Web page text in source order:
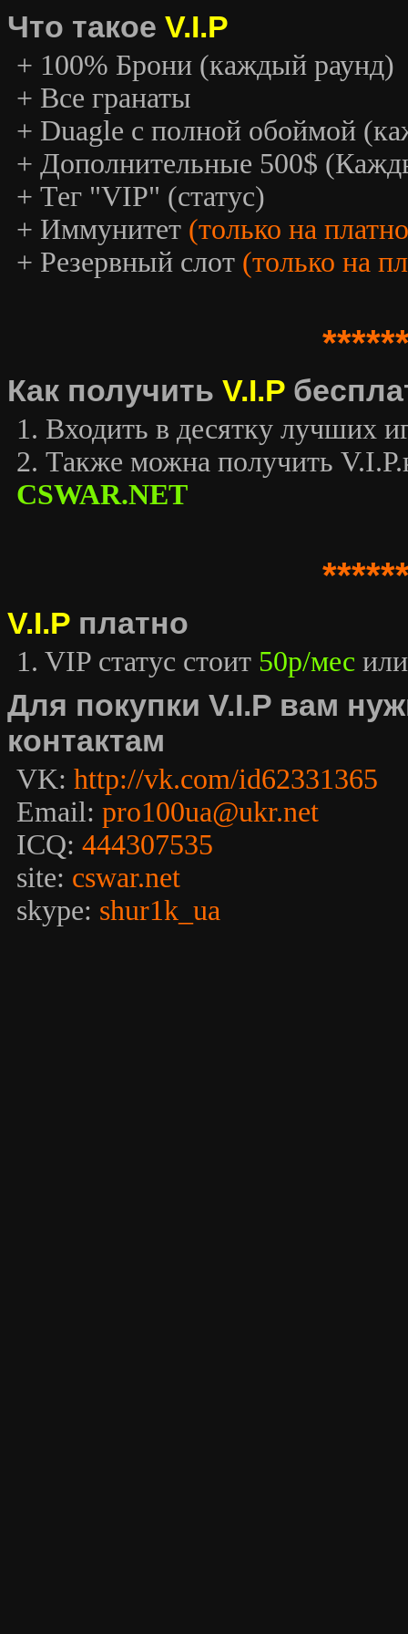
Что такое V.I.P
+ 100% Брони (каждый раунд)
+ Все гранаты
+ Duagle с полной обоймой
+ Дополнительные 500$
+ Тег "VIP" (статус)
+ Иммунитет (только на
+ Резервный слот (только на
Как получить V.I.P
1. Входить в десятку лучших
2. Также можна получить
CSWAR.NET
V.I.P платно
1. VIP статус стоит 50р/мес
Для покупки V.I.P вам
контактам
VK: http://vk.com/id62331365
Email: pro100ua@ukr.net
ICQ: 444307535
site: cswar.net
skype: shur1k_ua